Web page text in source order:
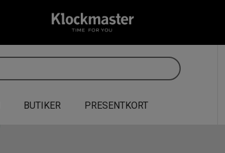
BUTIKER PRESENTKORT